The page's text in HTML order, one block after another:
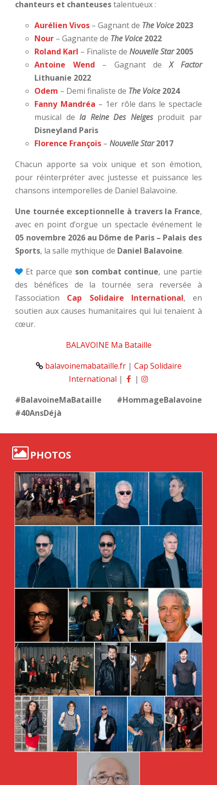
chanteurs et chanteusestalentueux :
Aurélien Vivos – Gagnant de The Voice 2023
Nour – Gagnante de The Voice 2022
Roland Karl – Finaliste deNouvelle Star2005
Antoine Wend
– Gagnant deX Factor
Lithuanie 2022
Odem – Demi finaliste de The Voice 2024
Fanny Mandréa – 1er rôle dans le spectacle
musical dela Reine Des Neiges produit par
Disneyland Paris
Florence François –Nouvelle Star2017
Chacun apporte sa voix unique et son émotion,
pour réinterpréter avec justesse et puissance les
chansons intemporelles de Daniel Balavoine.
Une tournée exceptionnelle à travers la France,
avec en point d’orgue un spectacle événement le
05 novembre 2026 au Dôme de Paris – Palais des
Sports, la salle mythique de Daniel Balavoine.
Et parce que son combat continue, une partie
des bénéfices de la tournée sera reversée à
l’association Cap Solidaire International, en
soutien aux causes humanitaires qui lui tenaient à
cœur.
BALAVOINE Ma Bataille
balavoinemabataille.fr | Cap Solidaire
International |
|
#BalavoineMaBataille #HommageBalavoine
#40AnsDéjà
PHOTOS